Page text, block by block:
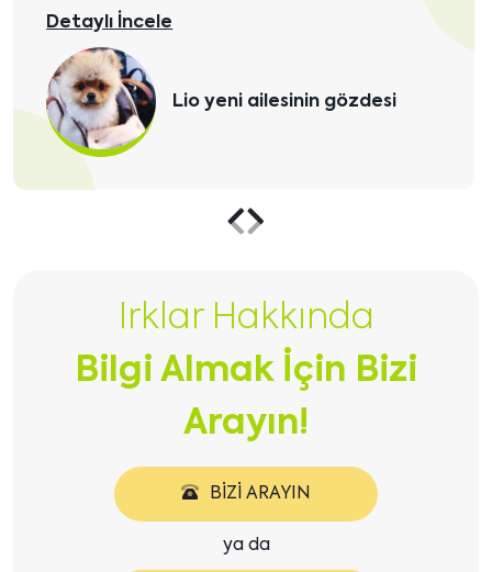
Detaylı İncele
Teacup Pomeranian
Önceki
göster
göster
Irklar Hakkında
Bilgi Almak İçin Bizi
Arayın!
BIZI ARAYIN
ya da